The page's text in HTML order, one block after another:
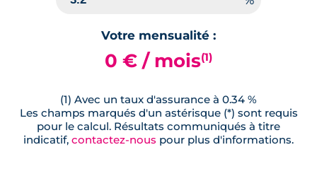
Votre mensualité :
0 € / mois(1)
(1) Avec un taux d'assurance à 0.34 %
Les champs marqués d'un astérisque (*) sont requis
pour le calcul. Résultats communiqués à titre
indicatif, contactez-nous pour plus d'informations.